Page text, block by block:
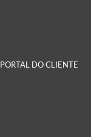
PORTAL DO CLIENTE